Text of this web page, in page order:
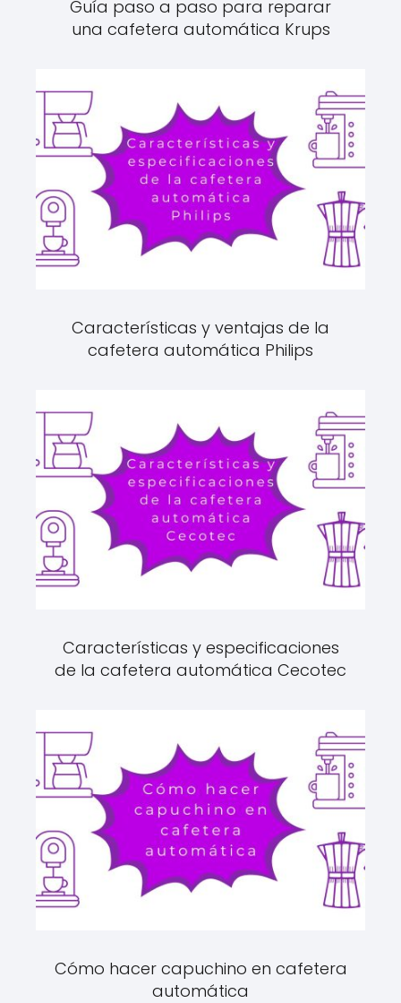
Guía paso a paso para reparar
una cafetera automática Krups
Características y ventajas de la
cafetera automática Philips
Características y especificaciones
de la cafetera automática Cecotec
Cómo hacer capuchino en cafetera
automática